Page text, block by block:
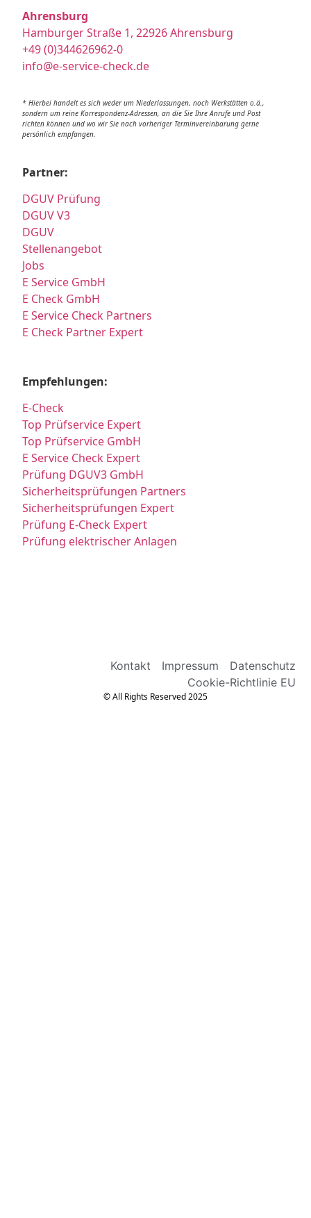
Ahrensburg
Hamburger Straße 1, 22926 Ahrensburg
+49 (0)344626962-0
info@e-service-check.de
* Hierbei handelt es sich weder um Niederlassungen, noch Werkstätten o.ä.,
sondern um reine Korrespondenz-Adressen, an die Sie Ihre Anrufe und Post
richten können und wo wir Sie nach vorheriger Terminvereinbarung gerne
persönlich empfangen.
Partner:
DGUV Prüfung
DGUV V3
DGUV
Stellenangebot
Jobs
E Service GmbH
E Check GmbH
E Service Check Partners
E Check Partner Expert
Empfehlungen:
E-Check
Top Prüfservice Expert
Top Prüfservice GmbH
E Service Check Expert
Prüfung DGUV3 GmbH
Sicherheitsprüfungen Partners
Sicherheitsprüfungen Expert
Prüfung E-Check Expert
Prüfung elektrischer Anlagen
Kontakt Impressum
Datenschutz
Cookie-Richtlinie EU
© All Rights Reserved 2025